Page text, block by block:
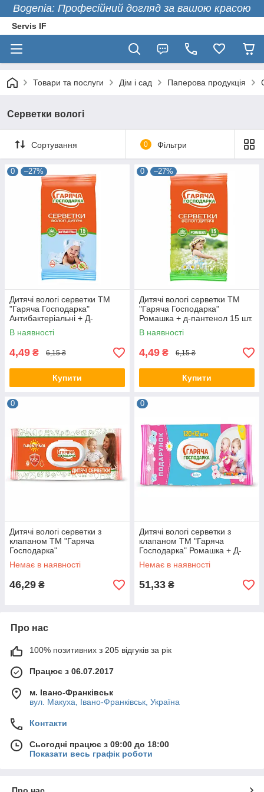
Bogenia: Професійний догляд за вашою красою
Servis IF
Товари та послуги Дім і сад Паперова продукція
Серветки вологі
Сортування 0 Фільтри
0 –27%
Дитячі вологі серветки ТМ
"Гаряча Господарка"
Антибактеріальні + Д-
пантенол 15 шт. 100шт/ящ
65324
В наявності
4,49 ₴ 6,15 ₴
Купити
0 –27%
Дитячі вологі серветки ТМ
"Гаряча Господарка"
Ромашка + д-пантенол 15 шт.
100шт/ящ 65324
В наявності
4,49 ₴ 6,15 ₴
Купити
0
Дитячі вологі серветки з
клапаном ТМ "Гаряча
Господарка"
Антибактеріальні + Д-
пантенол 120 шт 10шт/я
Немає в наявності
46,29 ₴
0
Дитячі вологі серветки з
клапаном ТМ "Гаряча
Господарка" Ромашка + Д-
пантенол 120 шт + 12 шт
10шт/ящ 19824
Немає в наявності
51,33 ₴
Про нас
100% позитивних з 205 відгуків за рік
Працює з 06.07.2017
м. Івано-Франківськ
вул. Макуха, Івано-Франківськ, Україна
Контакти
Сьогодні працює з 09:00 до 18:00
Показати весь графік роботи